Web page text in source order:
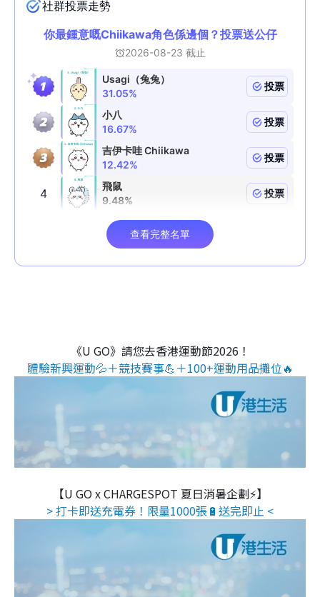
《U GO》請您去香港運動節2026！
體驗新興運動💦＋競技賽事💪＋100+運動用品攤位🔥
【U GO x CHARGESPOT 夏日消暑企劃⚡】
> 打卡即送充電券！限量1000張🔋送完即止 <